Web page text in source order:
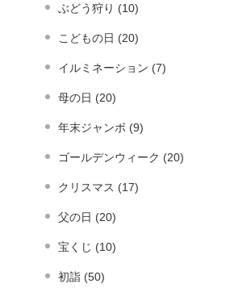
ぶどう狩り (10)
こどもの日 (20)
イルミネーション (7)
母の日 (20)
年末ジャンボ (9)
ゴールデンウィーク (20)
クリスマス (17)
父の日 (20)
宝くじ (10)
初詣 (50)